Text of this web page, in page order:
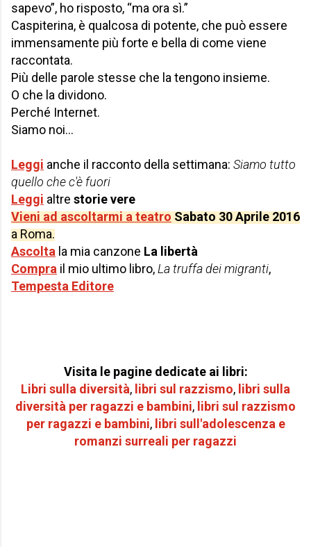
sapevo”, ho risposto, “ma ora sì.”
Caspiterina, è qualcosa di potente, che può essere
immensamente più forte e bella di come viene
raccontata.
Più delle parole stesse che la tengono insieme.
O che la dividono.
Perché Internet.
Siamo noi…
Leggi anche il racconto della settimana: Siamo tutto
quello che c'è fuori
Leggi altre storie vere
Vieni ad ascoltarmi a teatro Sabato 30 Aprile 2016
a Roma.
Ascolta la mia canzone La libertà
Compra il mio ultimo libro,La truffa dei migranti,
Tempesta Editore
Visita le pagine dedicate ai libri:
Libri sulla diversità, libri sul razzismo, libri sulla
diversità per ragazzi e bambini, libri sul razzismo
per ragazzi e bambini, libri sull'adolescenza e
romanzi surreali per ragazzi